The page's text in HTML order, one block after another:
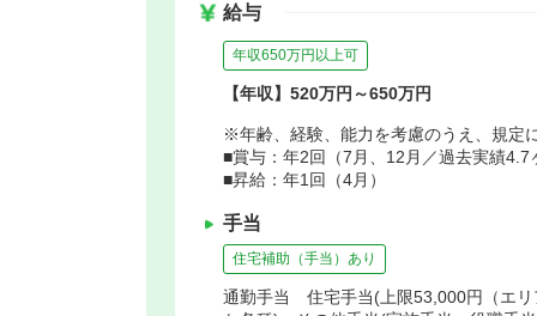
給与
年収650万円以上可
【年収】520万円～650万円
※年齢、経験、能力を考慮のうえ、規定
■賞与：年2回（7月、12月／過去実績4.7
■昇給：年1回（4月）
手当
住宅補助（手当）あり
通勤手当 住宅手当(上限53,000円（エ